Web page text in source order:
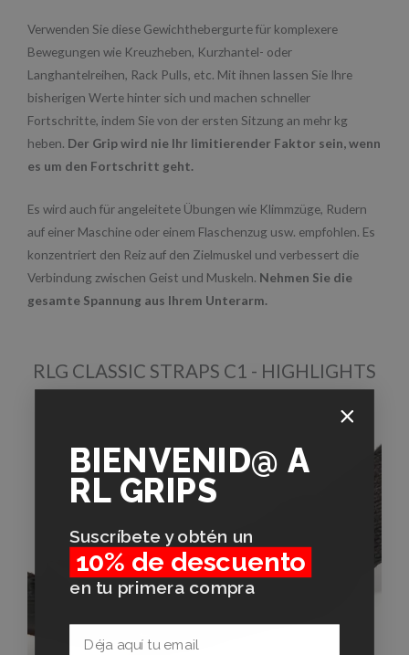
Verwenden Sie diese Gewichthebergurte für komplexere
Bewegungen wie Kreuzheben, Kurzhantel- oder
Langhantelreihen, Rack Pulls, etc. Mit ihnen lassen Sie Ihre
bisherigen Werte hinter sich und machen schneller
Fortschritte, indem Sie von der ersten Sitzung an mehr kg
heben. Der Grip wird nie Ihr limitierender Faktor sein, wenn
es um den Fortschritt geht.
Es wird auch für angeleitete Übungen wie Klimmzüge, Rudern
auf einer Maschine oder einem Flaschenzug usw. empfohlen. Es
konzentriert den Reiz auf den Zielmuskel und verbessert die
Verbindung zwischen Geist und Muskeln. Nehmen Sie die
gesamte Spannung aus Ihrem Unterarm.
RLG CLASSIC STRAPS C1 - HIGHLIGHTS
BIENVENID@ A
RL GRIPS
Suscríbete y obtén un
10% de descuento
en tu primera compra